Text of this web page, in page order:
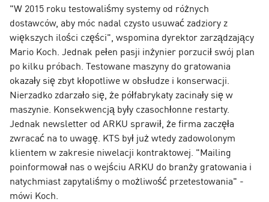
"W 2015 roku testowaliśmy systemy od różnych
dostawców, aby móc nadal czysto usuwać zadziory z
większych ilości części", wspomina dyrektor zarządzający
Mario Koch. Jednak pełen pasji inżynier porzucił swój plan
po kilku próbach. Testowane maszyny do gratowania
okazały się zbyt kłopotliwe w obsłudze i konserwacji.
Nierzadko zdarzało się, że półfabrykaty zacinały się w
maszynie. Konsekwencją były czasochłonne restarty.
Jednak newsletter od ARKU sprawił, że firma zaczęła
zwracać na to uwagę. KTS był już wtedy zadowolonym
klientem w zakresie niwelacji kontraktowej. "Mailing
poinformował nas o wejściu ARKU do branży gratowania i
natychmiast zapytaliśmy o możliwość przetestowania" -
mówi Koch.